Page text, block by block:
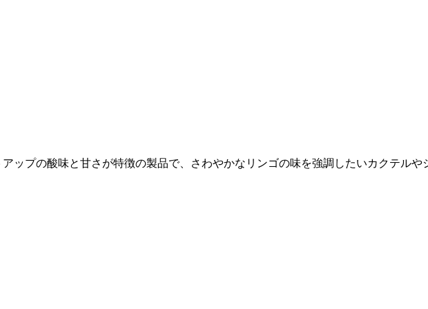
ップの酸味と甘さが特徴の製品で、さわやかなリンゴの味を強調したいカクテルや